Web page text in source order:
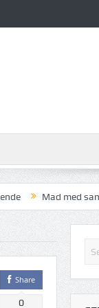
Mad med samvær
Share
0